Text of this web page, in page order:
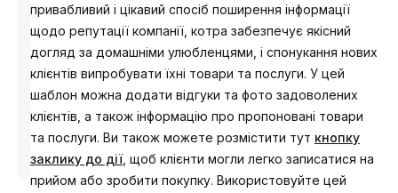
Розроблено
Анастасія
привабливий і цікавий спосіб поширення інформації
щодо репутації компанії, котра забезпечує якісний
догляд за домашніми улюбленцями, і спонукання нових
клієнтів випробувати їхні товари та послуги. У цей
шаблон можна додати відгуки та фото задоволених
клієнтів, а також інформацію про пропоновані товари
та послуги. Ви також можете розмістити тут кнопку
заклику до дії, щоб клієнти могли легко записатися на
прийом або зробити покупку. Використовуйте цей